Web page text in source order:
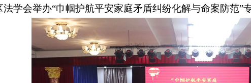
学会举办“巾帼护航平安家庭矛盾纠纷化解与命案防范”